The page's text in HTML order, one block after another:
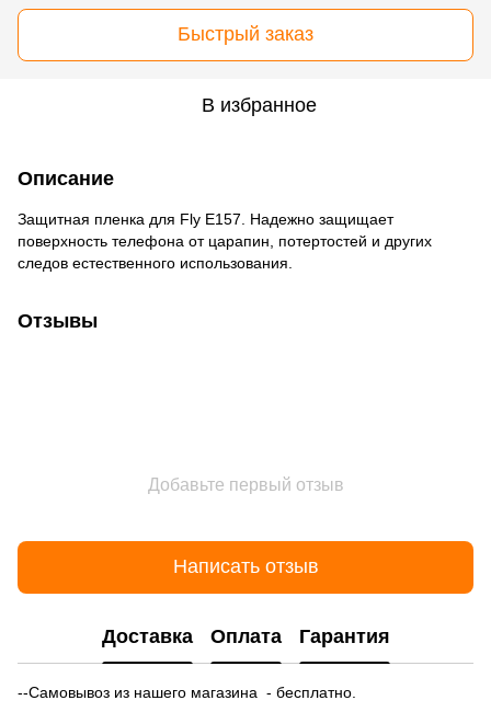
Быстрый заказ
В избранное
Описание
Защитная пленка для Fly E157. Надежно защищает
поверхность телефона от царапин, потертостей и других
следов естественного использования.
Отзывы
Добавьте первый отзыв
Написать отзыв
Доставка Оплата Гарантия
--Самовывоз из нашего магазина - бесплатно.